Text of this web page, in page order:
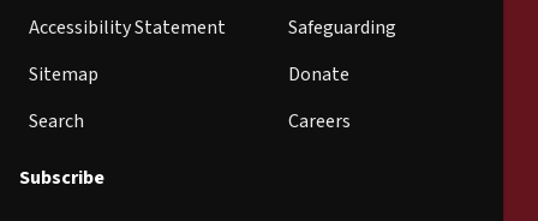
Accessibility Statement
Sitemap
Search
Safeguarding
Donate
Careers
Subscribe